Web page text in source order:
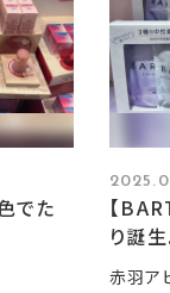
でた
【
り誕
赤羽ア